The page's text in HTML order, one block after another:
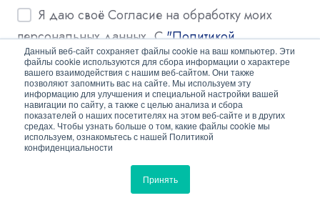
Данный веб-сайт сохраняет файлы cookie на ваш компьютер. Эти
файлы cookie используются для сбора информации о характере
вашего взаимодействия с нашим веб-сайтом. Они также
позволяют запомнить вас на сайте. Мы используем эту
информацию для улучшения и специальной настройки вашей
навигации по сайту, а также с целью анализа и сбора
показателей о наших посетителях на этом веб-сайте и в других
средах. Чтобы узнать больше о том, какие файлы cookie мы
используем, ознакомьтесь с нашей Политикой
конфиденциальности
Принять
Я даю своё Согласие на обработку моих
персональных данных. С"Политикой
конфиденциальности"ознакомлен и согласен.*